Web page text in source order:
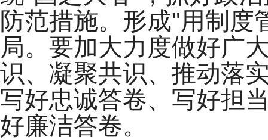
防范措施。形成"用制度
局。要加大力度做好广
识、凝聚共识、推动落
写好忠诚答卷、写好担
好廉洁答卷。